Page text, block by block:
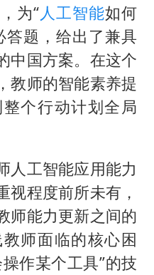
为“人工智能如何
答题，给出了兼具
中国方案。在这个
教师的智能素养提
个行动计划全局
人工智能应用能力
视程度前所未有，
师能力更新之间的
师面临的核心困
作某个工具”的技